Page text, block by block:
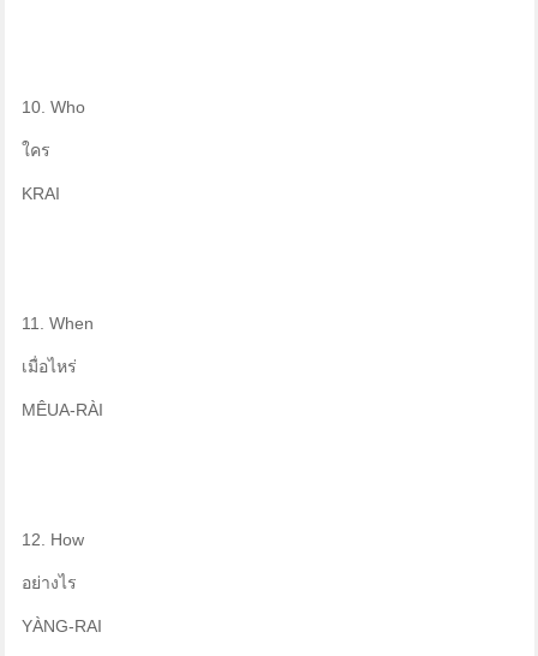
10. Who
ใคร
KRAI
11. When
เมื่อไหร่
MÊUA-RÀI
12. How
อย่างไร
YÀNG-RAI